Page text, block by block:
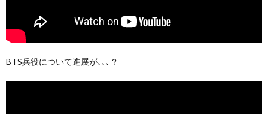
BTS兵役について進展が､､､？